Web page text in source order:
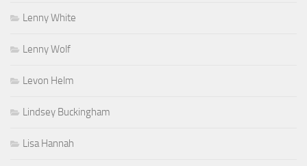
Lenny White
Lenny Wolf
Levon Helm
Lindsey Buckingham
Lisa Hannah